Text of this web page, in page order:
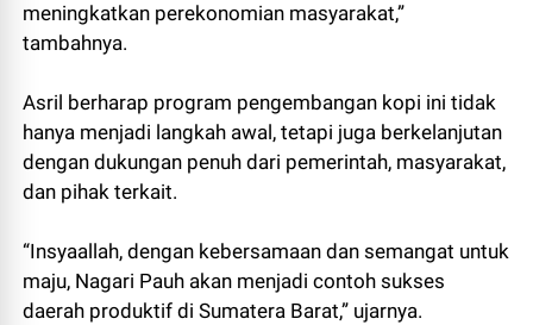
meningkatkan perekonomian masyarakat,”
tambahnya.
Asril berharap program pengembangan kopi ini tidak
hanya menjadi langkah awal, tetapi juga berkelanjutan
dengan dukungan penuh dari pemerintah, masyarakat,
dan pihak terkait.
“Insyaallah, dengan kebersamaan dan semangat untuk
maju, Nagari Pauh akan menjadi contoh sukses
daerah produktif di Sumatera Barat,” ujarnya.